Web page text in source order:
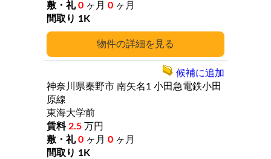
詳細
0 ヶ月 0 ヶ月
1K
神奈川県秦野市 南矢名1 小田急電鉄小田
原線
東海大学前
2.5 万円
0 ヶ月 0 ヶ月
1K
候補に追加